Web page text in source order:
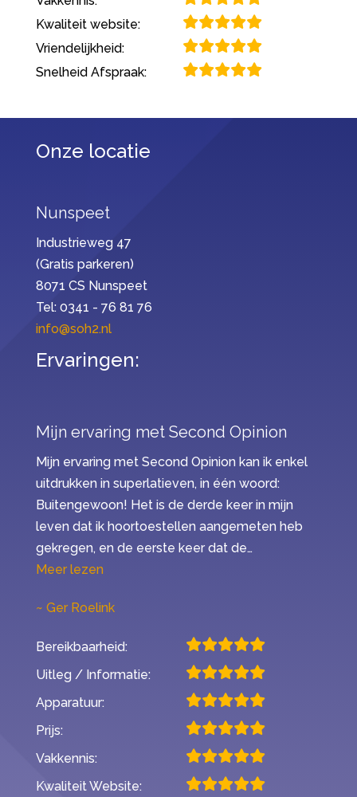
Kwaliteit website:
Vriendelijkheid:
Snelheid Afspraak:
Onze locatie
Nunspeet
Industrieweg 47
(Gratis parkeren)
8071 CS Nunspeet
Tel: 0341 - 76 81 76
info@soh2.nl
Ervaringen:
Mijn ervaring met Second Opinion
Mijn ervaring met Second Opinion kan ik enkel
uitdrukken in superlatieven, in één woord:
Buitengewoon! Het is de derde keer in mijn
leven dat ik hoortoestellen aangemeten heb
gekregen, en de eerste keer dat de…
Meer lezen“Mijn ervaring met Second Opinion”
Ger Roelink
Bereikbaarheid:
Uitleg / Informatie:
Apparatuur:
Prijs:
Vakkennis:
Kwaliteit Website: